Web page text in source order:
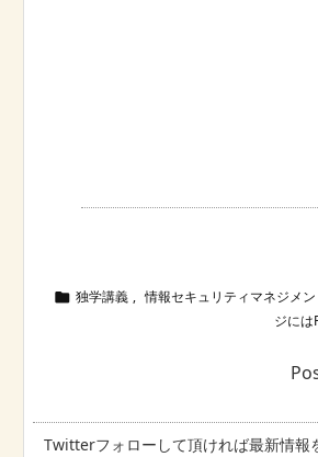
 独学講義 , 情報セキュリティマネジメ
Twitterフォローして頂ければ最新情報